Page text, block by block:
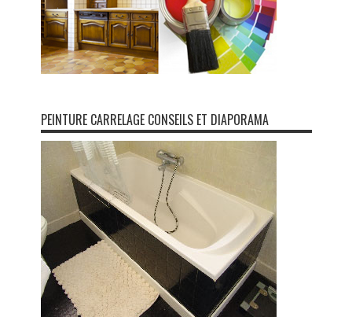
PEINTURE CARRELAGE CONSEILS ET DIAPORAMA